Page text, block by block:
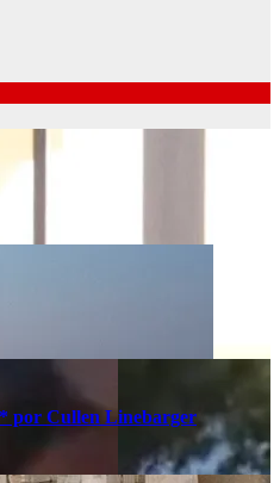
* por Cullen Linebarger